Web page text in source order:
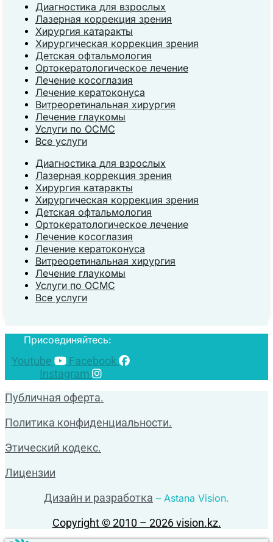
Диагностика для взрослых
Лазерная коррекция зрения
Хирургия катаракты
Хирургическая коррекция зрения
Детская офтальмология
Ортокератологическое лечение
Лечение косоглазия
Лечение кератоконуса
Витреоретинальная хирургия
Лечение глаукомы
Услуги по ОСМС
Все услуги
Диагностика для взрослых
Лазерная коррекция зрения
Хирургия катаракты
Хирургическая коррекция зрения
Детская офтальмология
Ортокератологическое лечение
Лечение косоглазия
Лечение кератоконуса
Витреоретинальная хирургия
Лечение глаукомы
Услуги по ОСМС
Все услуги
Присоединяйтесь:
Youtube
Facebook
Instagram
Публичная оферта.
Политика конфиденциальности.
Этический кодекс.
Лицензии
Дизайн и разработка – Astana Vision.
Copyright © 2010 – 2026 vision.kz.